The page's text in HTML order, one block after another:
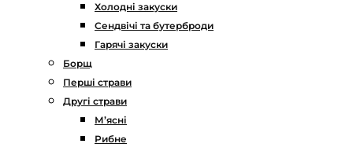
Холодні закуски
Сендвічі та бутерброди
Гарячі закуски
Борщ
Перші страви
Другі страви
М’ясні
Рибне